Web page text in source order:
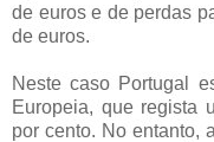
de euros e de perdas
de euros.
Neste caso Portugal
Europeia, que regista
por cento. No entanto,